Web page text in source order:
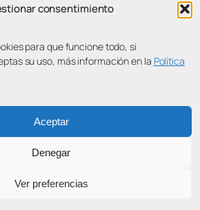
consentimiento
para que funcione todo, si
su uso, más información en la Política
Aceptar
Denegar
Ver preferencias
WordPress